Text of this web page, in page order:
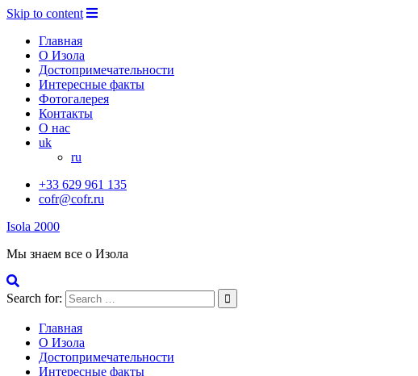
Skip to content
Главная
О Изола
Достопримечательности
Интересные факты
Фотогалерея
Контакты
О нас
uk
ru
+33 629 961 135
cofr@cofr.ru
Isola 2000
Мы знаем все о Изола
Search for:
Главная
О Изола
Достопримечательности
Интересные факты